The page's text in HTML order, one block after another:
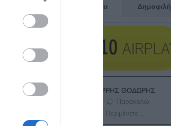
Πρόσφατα Δημοφιλή
ΕΙΠΕΣ – ΦΕΡΡΗΣ ΘΟΔΩΡΗΣ
Παρακαλώ
Περιμένετε...